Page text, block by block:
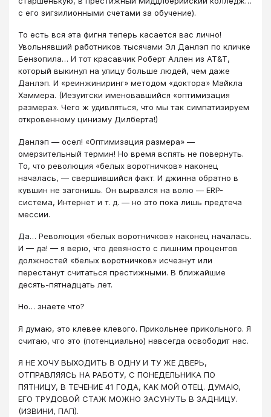
с его зигзилионными счетами за обучение).
То есть вся эта фигня теперь касается вас лично!
Увольнявший работников тысячами Эл Данлэп по кличке
Бензопила… И тот красавчик Роберт Аллен из AT&T,
который выкинул на улицу больше людей, чем даже
Данлэп. И «реинжиниринг» методом «доктора» Майкла
Хаммера. (Иезуитски именовавшийся «оптимизация
размера». Чего ж удивляться, что мы так симпатизируем
откровенному цинизму Дилберта!)
Данлэп — осел! «Оптимизация размера» —
омерзительный термин! Но время вспять не повернуть.
То, что революция «белых воротничков» наконец
началась, — свершившийся факт. И джинна обратно в
кувшин не загонишь. Он вырвался на волю — ERP-
система, Интернет и т. д. — но это пока лишь предтеча
мессии.
Да… Революция «белых воротничков» наконец началась.
И — да! — я верю, что девяносто с лишним процентов
должностей «белых воротничков» исчезнут или
перестанут считаться престижными. В ближайшие
десять-пятнадцать лет.
Но… знаете что?
Я думаю, это клевее клевого. Прикольнее прикольного. Я
считаю, что это (потенциально) навсегда освободит нас.
Я НЕ ХОЧУ ВЫХОДИТЬ В ОДНУ И ТУ ЖЕ ДВЕРЬ,
ОТПРАВЛЯЯСЬ НА РАБОТУ, С ПОНЕДЕЛЬНИКА ПО
ПЯТНИЦУ, В ТЕЧЕНИЕ 41 ГОДА, КАК МОЙ ОТЕЦ. ДУМАЮ,
ЕГО ТРУДОВОЙ СТАЖ МОЖНО ЗАСУНУТЬ В ЗАДНИЦУ.
(ИЗВИНИ, ПАП).